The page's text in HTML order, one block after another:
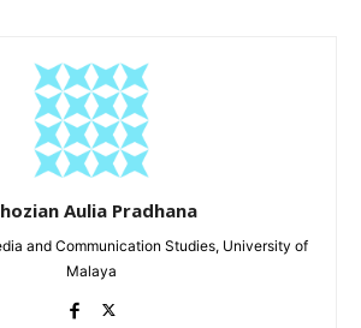
Aulia Pradhana
and Communication Studies, University of
Malaya